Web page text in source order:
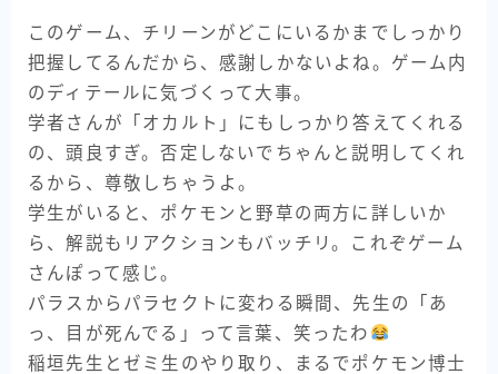
このゲーム、チリーンがどこにいるかまでしっかり
把握してるんだから、感謝しかないよね。ゲーム内
のディテールに気づくって大事。
学者さんが「オカルト」にもしっかり答えてくれる
の、頭良すぎ。否定しないでちゃんと説明してくれ
るから、尊敬しちゃうよ。
学生がいると、ポケモンと野草の両方に詳しいか
ら、解説もリアクションもバッチリ。これぞゲーム
さんぽって感じ。
パラスからパラセクトに変わる瞬間、先生の「あ
っ、目が死んでる」って言葉、笑ったわ
稲垣先生とゼミ生のやり取り、まるでポケモン博士